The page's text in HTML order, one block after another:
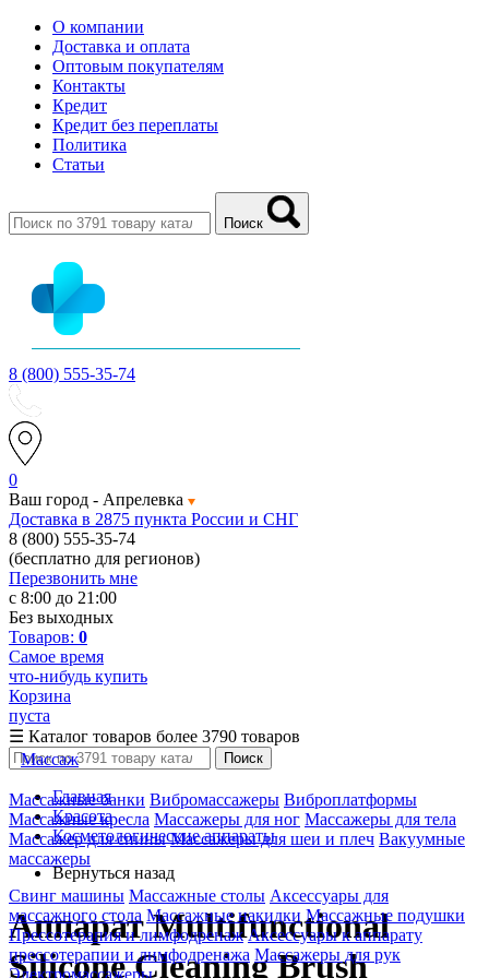
О компании
Доставка и оплата
Оптовым покупателям
Контакты
Кредит
Кредит без переплаты
Политика
Статьи
Поиск
8 (800) 555-35-74
0
Ваш город - Апрелевка
Доставка в 2875 пункта России и СНГ
8 (800) 555-35-74
(бесплатно для регионов)
Перезвонить мне
с 8:00 до 21:00
Без выходных
Товаров: 0
Самое время
что-нибудь купить
Корзина
пуста
☰ Каталог товаров более 3790 товаров
Массаж
Массажные банки Вибромассажеры Виброплатформы
Массажные кресла Массажеры для ног Массажеры для тела
Массажер для спины Массажеры для шеи и плеч Вакуумные
массажеры
Свинг машины Массажные столы Аксессуары для
массажного стола Массажные накидки Массажные подушки
Прессотерапия и лимфодренаж Аксессуары к аппарату
прессотерапии и лимфодренажа Массажеры для рук
Электромассажеры
Поиск
Главная
Красота
Косметологические аппараты
Вернуться назад
Аппарат Multifunctional
Silicone Cleaning Brush